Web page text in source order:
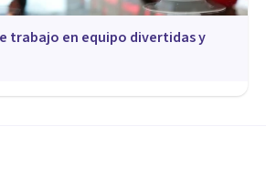
trabajo en equipo divertidas y